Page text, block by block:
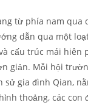
từ phía nam qua
dẫn qua một
cấu trúc mái hiên
giản. Mỗi hội
sử gia đình Qian,
thoảng, các